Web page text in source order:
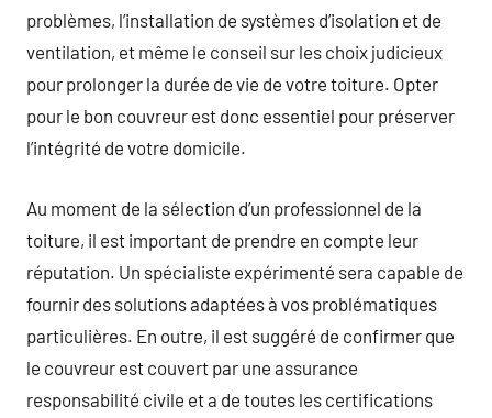
problèmes, l’installation de systèmes d’isolation et de
ventilation, et même le conseil sur les choix judicieux
pour prolonger la durée de vie de votre toiture. Opter
pour le bon couvreur est donc essentiel pour préserver
l’intégrité de votre domicile.
Au moment de la sélection d’un professionnel de la
toiture, il est important de prendre en compte leur
réputation. Un spécialiste expérimenté sera capable de
fournir des solutions adaptées à vos problématiques
particulières. En outre, il est suggéré de confirmer que
le couvreur est couvert par une assurance
responsabilité civile et a de toutes les certifications